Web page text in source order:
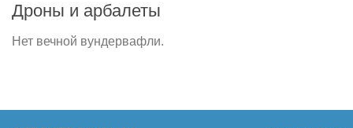
Дроны и арбалеты
Нет вечной вундервафли.